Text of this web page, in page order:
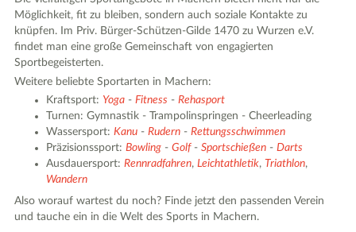
Möglichkeit, fit zu bleiben, sondern auch soziale Kontakte zu
knüpfen. Im Priv. Bürger-Schützen-Gilde 1470 zu Wurzen e.V.
findet man eine große Gemeinschaft von engagierten
Sportbegeisterten.
Weitere beliebte Sportarten in Machern:
Kraftsport: Yoga -Fitness -Rehasport
Turnen: Gymnastik - Trampolinspringen - Cheerleading
Wassersport:Kanu -Rudern -Rettungsschwimmen
Präzisionssport:Bowling -Golf-Sportschießen -Darts
Ausdauersport:Rennradfahren,Leichtathletik, Triathlon,
Wandern
Also worauf wartest du noch? Finde jetzt den passenden Verein
und tauche ein in die Welt des Sports in Machern.